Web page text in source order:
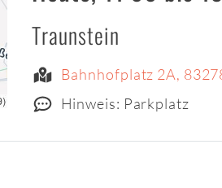
Traunstein
Bahnhofplatz 2A,
Hinweis: Parkplatz